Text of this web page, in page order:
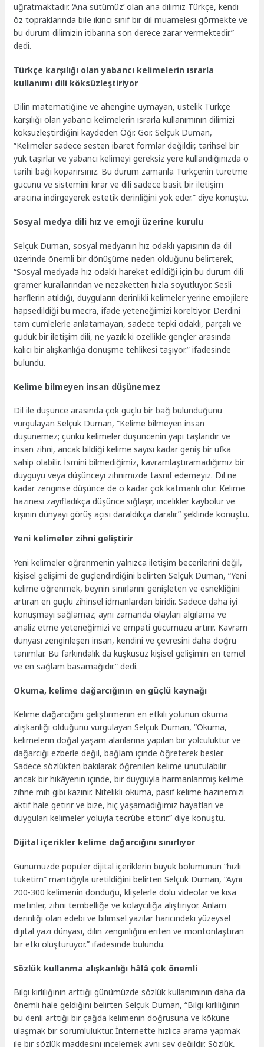
uğratmaktadır. ‘Ana sütümüz’ olan ana dilimiz Türkçe, kendi
öz topraklarında bile ikinci sınıf bir dil muamelesi görmekte ve
bu durum dilimizin itibarına son derece zarar vermektedir.”
dedi.
Türkçe karşılığı olan yabancı kelimelerin ısrarla
kullanımı dili köksüzleştiriyor
Dilin matematiğine ve ahengine uymayan, üstelik Türkçe
karşılığı olan yabancı kelimelerin ısrarla kullanımının dilimizi
köksüzleştirdiğini kaydeden Öğr. Gör. Selçuk Duman,
“Kelimeler sadece sesten ibaret formlar değildir, tarihsel bir
yük taşırlar ve yabancı kelimeyi gereksiz yere kullandığınızda o
tarihi bağı koparırsınız. Bu durum zamanla Türkçenin türetme
gücünü ve sistemini kırar ve dili sadece basit bir iletişim
aracına indirgeyerek estetik derinliğini yok eder.” diye konuştu.
Sosyal medya dili hız ve emoji üzerine kurulu
Selçuk Duman, sosyal medyanın hız odaklı yapısının da dil
üzerinde önemli bir dönüşüme neden olduğunu belirterek,
“Sosyal medyada hız odaklı hareket edildiği için bu durum dili
gramer kurallarından ve nezaketten hızla soyutluyor. Sesli
harflerin atıldığı, duyguların derinlikli kelimeler yerine emojilere
hapsedildiği bu mecra, ifade yeteneğimizi köreltiyor. Derdini
tam cümlelerle anlatamayan, sadece tepki odaklı, parçalı ve
güdük bir iletişim dili, ne yazık ki özellikle gençler arasında
kalıcı bir alışkanlığa dönüşme tehlikesi taşıyor.” ifadesinde
bulundu.
Kelime bilmeyen insan düşünemez
Dil ile düşünce arasında çok güçlü bir bağ bulunduğunu
vurgulayan Selçuk Duman, “Kelime bilmeyen insan
düşünemez; çünkü kelimeler düşüncenin yapı taşlarıdır ve
insan zihni, ancak bildiği kelime sayısı kadar geniş bir ufka
sahip olabilir. İsmini bilmediğimiz, kavramlaştıramadığımız bir
duyguyu veya düşünceyi zihnimizde tasnif edemeyiz. Dil ne
kadar zenginse düşünce de o kadar çok katmanlı olur. Kelime
hazinesi zayıfladıkça düşünce sığlaşır, incelikler kaybolur ve
kişinin dünyayı görüş açısı daraldıkça daralır.” şeklinde konuştu.
Yeni kelimeler zihni geliştirir
Yeni kelimeler öğrenmenin yalnızca iletişim becerilerini değil,
kişisel gelişimi de güçlendirdiğini belirten Selçuk Duman, “Yeni
kelime öğrenmek, beynin sınırlarını genişleten ve esnekliğini
artıran en güçlü zihinsel idmanlardan biridir. Sadece daha iyi
konuşmayı sağlamaz; aynı zamanda olayları algılama ve
analiz etme yeteneğimizi ve empati gücümüzü artırır. Kavram
dünyası zenginleşen insan, kendini ve çevresini daha doğru
tanımlar. Bu farkındalık da kuşkusuz kişisel gelişimin en temel
ve en sağlam basamağıdır.” dedi.
Okuma, kelime dağarcığının en güçlü kaynağı
Kelime dağarcığını geliştirmenin en etkili yolunun okuma
alışkanlığı olduğunu vurgulayan Selçuk Duman, “Okuma,
kelimelerin doğal yaşam alanlarına yapılan bir yolculuktur ve
dağarcığı ezberle değil, bağlam içinde öğreterek besler.
Sadece sözlükten bakılarak öğrenilen kelime unutulabilir
ancak bir hikâyenin içinde, bir duyguyla harmanlanmış kelime
zihne mıh gibi kazınır. Nitelikli okuma, pasif kelime hazinemizi
aktif hale getirir ve bize, hiç yaşamadığımız hayatları ve
duyguları kelimeler yoluyla tecrübe ettirir.” diye konuştu.
Dijital içerikler kelime dağarcığını sınırlıyor
Günümüzde popüler dijital içeriklerin büyük bölümünün “hızlı
tüketim” mantığıyla üretildiğini belirten Selçuk Duman, “Aynı
200-300 kelimenin döndüğü, klişelerle dolu videolar ve kısa
metinler, zihni tembelliğe ve kolaycılığa alıştırıyor. Anlam
derinliği olan edebi ve bilimsel yazılar haricindeki yüzeysel
dijital yazı dünyası, dilin zenginliğini eriten ve montonlaştıran
bir etki oluşturuyor.” ifadesinde bulundu.
Sözlük kullanma alışkanlığı hâlâ çok önemli
Bilgi kirliliğinin arttığı günümüzde sözlük kullanımının daha da
önemli hale geldiğini belirten Selçuk Duman, “Bilgi kirliliğinin
bu denli arttığı bir çağda kelimenin doğrusuna ve köküne
ulaşmak bir sorumluluktur. İnternette hızlıca arama yapmak
ile bir sözlük maddesini incelemek aynı şey değildir. Sözlük,